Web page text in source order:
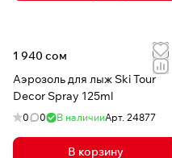
1 940 сом
Аэрозоль для лыж Ski Tour
Decor Spray 125ml
0 0 В наличииАрт. 24877
В корзину